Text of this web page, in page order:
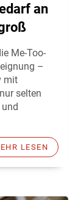
an
Me-Too-
–
mit
selten
LESEN